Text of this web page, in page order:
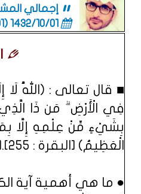
إجمالي
1432/10/01 (06:01 صباحاً)
■ قال تعالى : (اللَّهُ
فِي الْأَرْضِ ۗ مَن ذَا
بِشَيْءٍ مِّنْ عِلْمِهِ إِلَّا
الْعَظِيمُ) [البقرة : 255].[/B]
● ما هي أهمية آية